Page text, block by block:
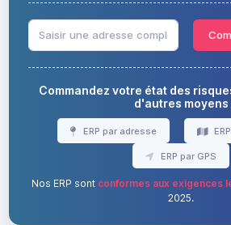
Commandez votre état des
d'autres moyens
ERP par adresse
ERP par GPS
Nos ERP sont conformes aux exigences
2025.